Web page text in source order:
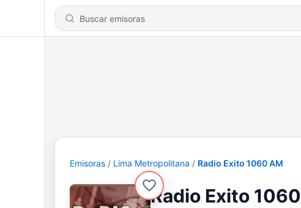
Emisoras Lima Metropolitana Radio Exito 1060 AM
Radio Exito 1060